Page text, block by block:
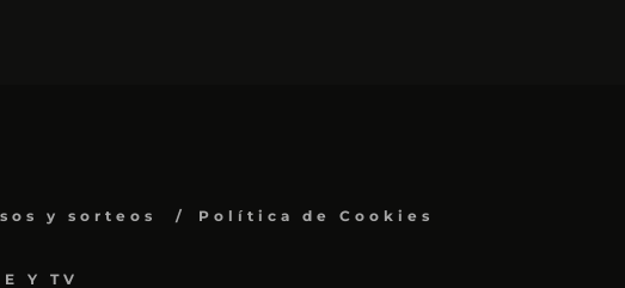
y sorteos
Política de Cookies
Y TV